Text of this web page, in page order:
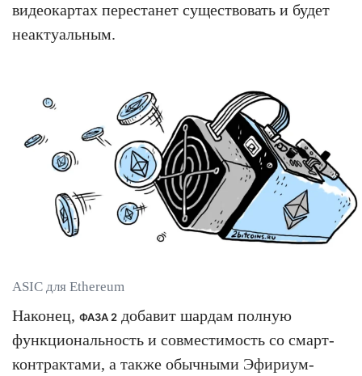
видеокартах перестанет существовать и будет
неактуальным.
ASIC для Ethereum
Наконец, ФАЗА 2 добавит шардам полную
функциональность и совместимость со смарт-
контрактами, а также обычными Эфириум-